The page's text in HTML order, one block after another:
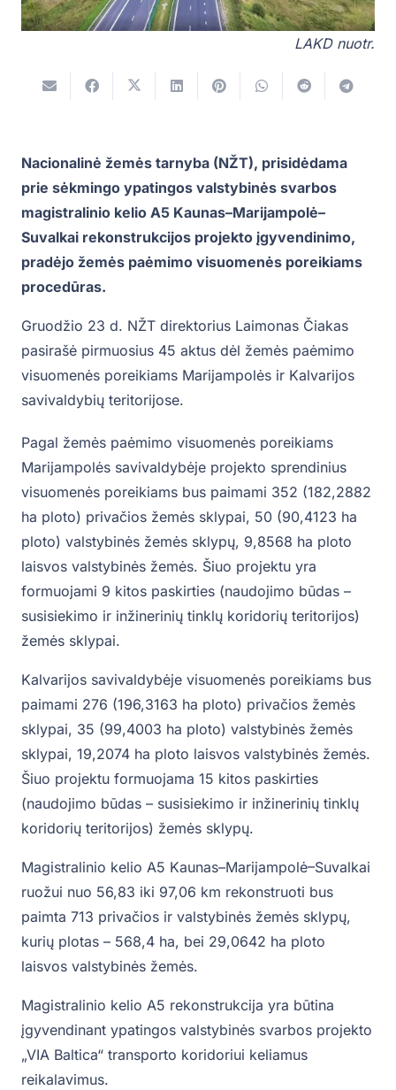
LAKD nuotr.
Nacionalinė žemės tarnyba (NŽT), prisidėdama
prie sėkmingo ypatingos valstybinės svarbos
magistralinio kelio A5 Kaunas–Marijampolė–
Suvalkai rekonstrukcijos projekto įgyvendinimo,
pradėjo žemės paėmimo visuomenės poreikiams
procedūras.
Gruodžio 23 d. NŽT direktorius Laimonas Čiakas
pasirašė pirmuosius 45 aktus dėl žemės paėmimo
visuomenės poreikiams Marijampolės ir Kalvarijos
savivaldybių teritorijose.
Pagal žemės paėmimo visuomenės poreikiams
Marijampolės savivaldybėje projekto sprendinius
visuomenės poreikiams bus paimami 352 (182,2882
ha ploto) privačios žemės sklypai, 50 (90,4123 ha
ploto) valstybinės žemės sklypų, 9,8568 ha ploto
laisvos valstybinės žemės. Šiuo projektu yra
formuojami 9 kitos paskirties (naudojimo būdas –
susisiekimo ir inžinerinių tinklų koridorių teritorijos)
žemės sklypai.
Kalvarijos savivaldybėje visuomenės poreikiams bus
paimami 276 (196,3163 ha ploto) privačios žemės
sklypai, 35 (99,4003 ha ploto) valstybinės žemės
sklypai, 19,2074 ha ploto laisvos valstybinės žemės.
Šiuo projektu formuojama 15 kitos paskirties
(naudojimo būdas – susisiekimo ir inžinerinių tinklų
koridorių teritorijos) žemės sklypų.
Magistralinio kelio A5 Kaunas–Marijampolė–Suvalkai
ruožui nuo 56,83 iki 97,06 km rekonstruoti bus
paimta 713 privačios ir valstybinės žemės sklypų,
kurių plotas – 568,4 ha, bei 29,0642 ha ploto
laisvos valstybinės žemės.
Magistralinio kelio A5 rekonstrukcija yra būtina
įgyvendinant ypatingos valstybinės svarbos projekto
„VIA Baltica“ transporto koridoriui keliamus
reikalavimus.